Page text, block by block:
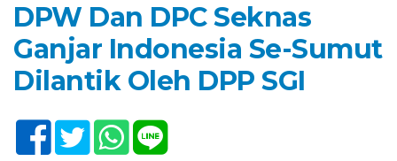
DPW Dan DPC Seknas
Ganjar Indonesia Se-Sumut
Dilantik Oleh DPP SGI